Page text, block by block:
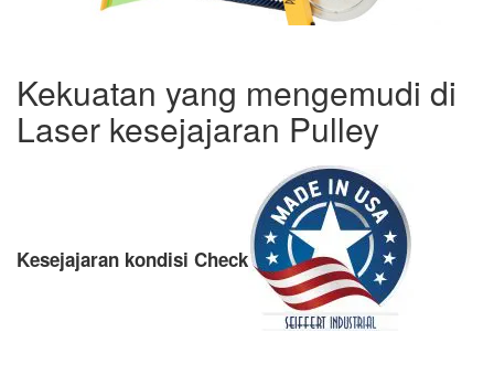
Kekuatan yang mengemudi di
Laser kesejajaran Pulley
Kesejajaran kondisi Check